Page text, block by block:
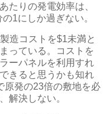
たりの発電効率は、
の1にしか過ぎない。
造コストを$1未満と
っている。コストを
ーパネルを利用すれ
きると思うかも知れ
原発の23倍の敷地を必
解決しない。